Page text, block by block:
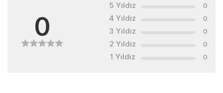
0
5 Yıldız 0
4 Yıldız 0
3 Yıldız 0
2 Yıldız 0
1 Yıldız 0